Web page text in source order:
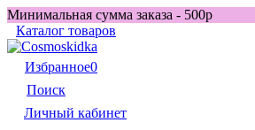
Минимальная сумма заказа - 500р
Каталог товаров
Избранное0
Поиск
Личный кабинет